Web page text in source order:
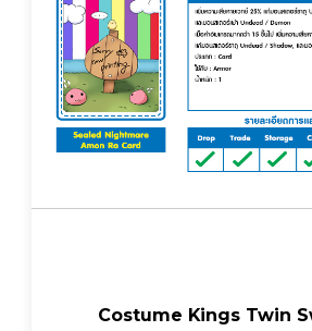
Costume Kings Twin